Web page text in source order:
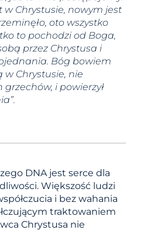
w Chrystusie, nowym jest
oto wszystko
to pochodzi od Boga,
przez Chrystusa i
Bóg bowiem
w Chrystusie, nie
i powierzył
DNA jest serce dla
Większość ludzi
i bez wahania
traktowaniem
Chrystusa nie